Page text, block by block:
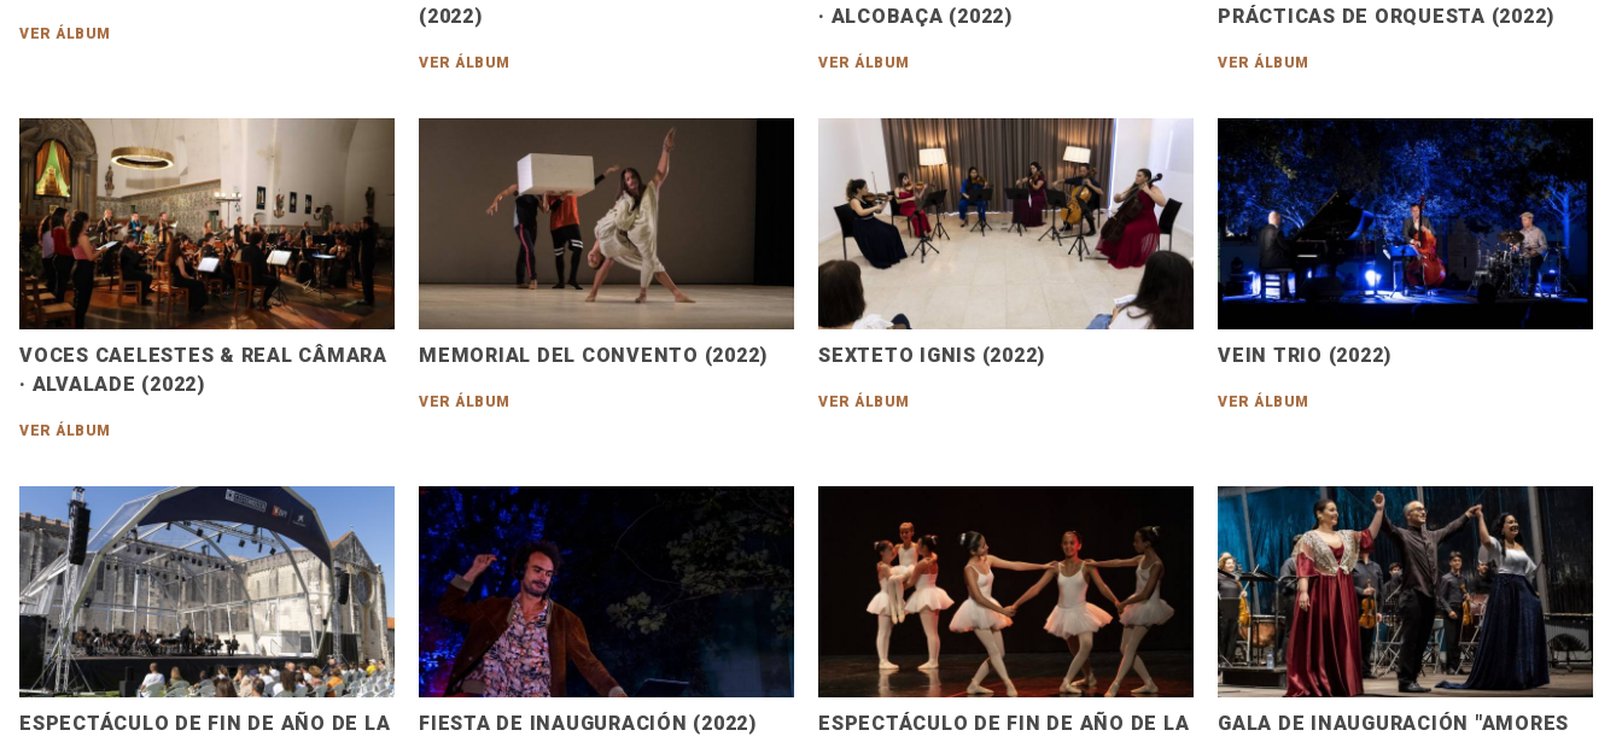
VER ÁLBUM
(2022)
VER ÁLBUM
· ALCOBAÇA (2022)
VER ÁLBUM
PRÁCTICAS DE ORQUESTA (2022)
VER ÁLBUM
VOCES CAELESTES & REAL CÂMARA
· ALVALADE (2022)
VER ÁLBUM
MEMORIAL DEL CONVENTO (2022)
VER ÁLBUM
SEXTETO IGNIS (2022)
VER ÁLBUM
VEIN TRIO (2022)
VER ÁLBUM
ESPECTÁCULO DE FIN DE AÑO DE LA
FIESTA DE INAUGURACIÓN (2022)
ESPECTÁCULO DE FIN DE AÑO DE LA
GALA DE INAUGURACIÓN "AMORES